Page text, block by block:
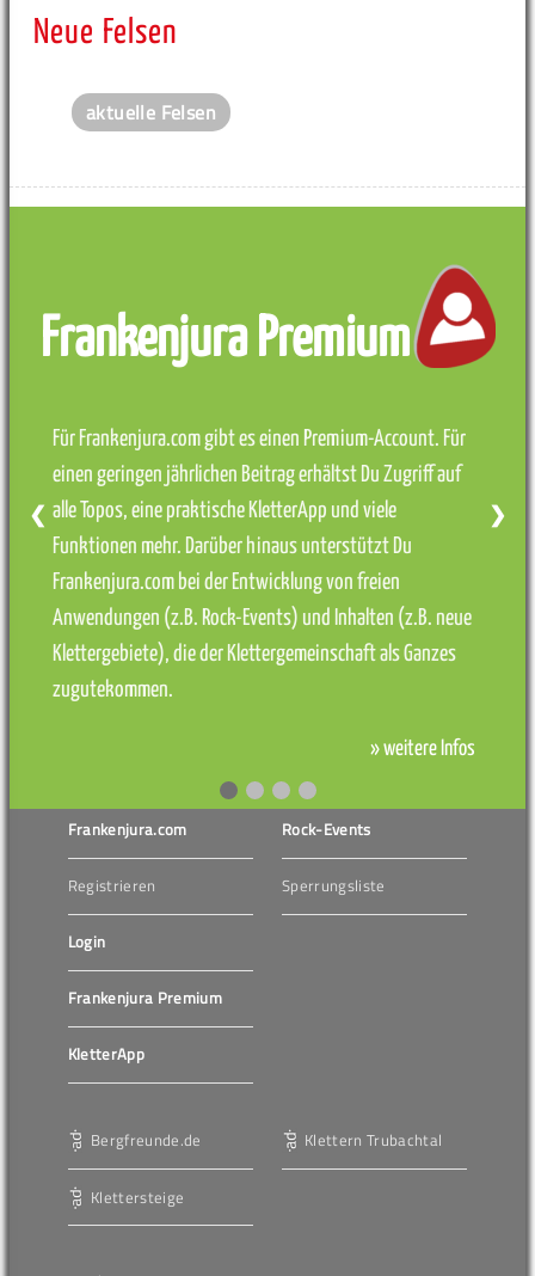
Neue Felsen
aktuelle Felsen
Frankenjura Premium
Für Frankenjura.com gibt es einen Premium-Account. Für
einen geringen jährlichen Beitrag erhältst Du Zugriff auf
alle Topos, eine praktische KletterApp und viele
Funktionen mehr. Darüber hinaus unterstützt Du
Frankenjura.com bei der Entwicklung von freien
Anwendungen (z.B. Rock-Events) und Inhalten (z.B. neue
Klettergebiete), die der Klettergemeinschaft als Ganzes
zugutekommen.
» weitere Infos
❮ ❯
Frankenjura.com
Registrieren
Login
Frankenjura Premium
KletterApp
Rock-Events
Sperrungsliste
Bergfreunde.de
Klettersteige
Klettern Trubachtal